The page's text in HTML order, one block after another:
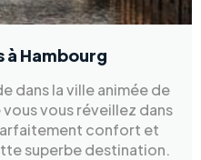
à Hambourg
dans la ville animée de
vous réveillez dans
confort et
superbe destination.